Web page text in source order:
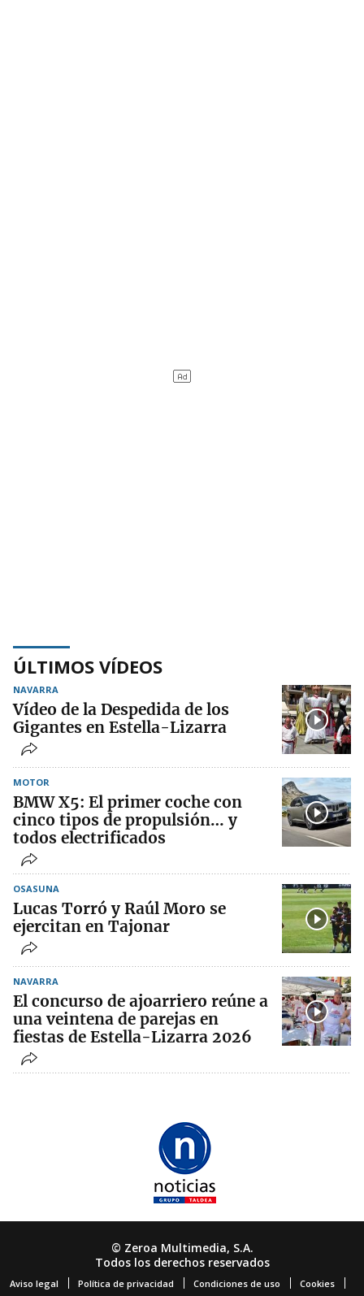
ÚLTIMOS VÍDEOS
NAVARRA
Vídeo de la Despedida de los
Gigantes en Estella-Lizarra
MOTOR
BMW X5: El primer coche con
cinco tipos de propulsión… y
todos electrificados
OSASUNA
Lucas Torró y Raúl Moro se
ejercitan en Tajonar
NAVARRA
El concurso de ajoarriero reúne a
una veintena de parejas en
fiestas de Estella-Lizarra 2026
© Zeroa Multimedia, S.A.
Todos los derechos reservados
Aviso legal Política de privacidad Condiciones de uso Cookies